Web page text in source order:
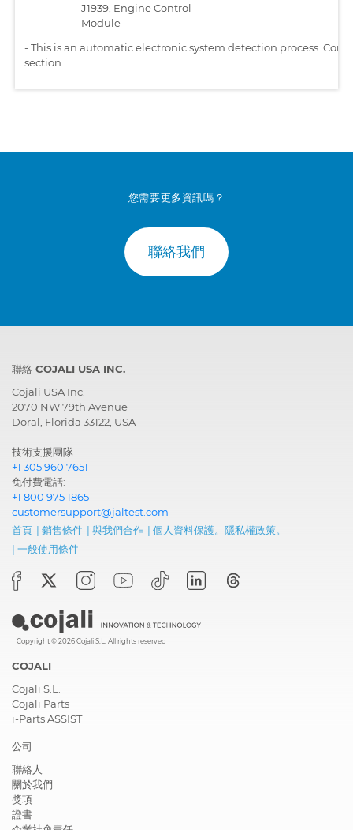
J1939, Engine Control
Module
-This is an automatic electronic system detection process.
section.
您需要更多資訊嗎？
聯絡我們
聯絡 COJALI USA INC.
Cojali USA Inc.
2070 NW 79th Avenue
Doral, Florida 33122, USA
技術支援團隊
+1 305 960 7651
免付費電話:
+1 800 975 1865
customersupport@jaltest.com
首頁 | 銷售條件 | 與我們合作 | 個人資料保護。隱私權政策。
| 一般使用條件
Copyright © 2026 Cojali S.L. All rights reserved
COJALI
Cojali S.L.
Cojali Parts
i-Parts ASSIST
公司
聯絡人
關於我們
獎項
證書